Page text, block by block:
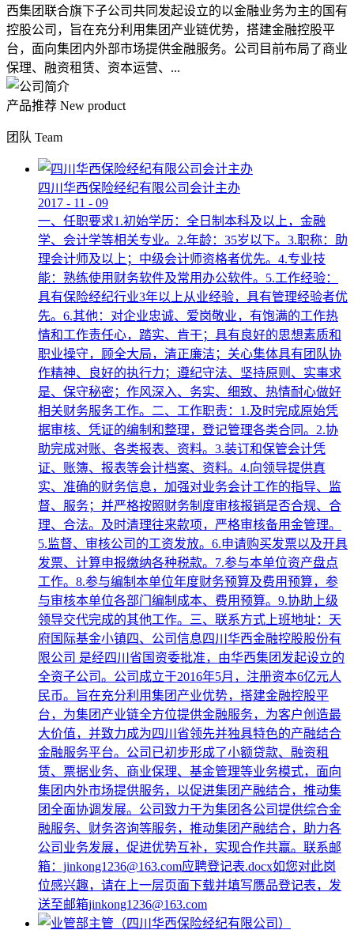
西集团联合旗下子公司共同发起设立的以金融业务为主的国有
控股公司，旨在充分利用集团产业链优势，搭建金融控股平
台，面向集团内外部市场提供金融服务。公司目前布局了商业
保理、融资租赁、资本运营、...
产品推荐 New product
团队 Team
四川华西保险经纪有限公司会计主办
2017 - 11 - 09
一、任职要求1.初始学历：全日制本科及以上，金融
学、会计学等相关专业。2.年龄：35岁以下。3.职称：助
理会计师及以上；中级会计师资格者优先。4.专业技
能：熟练使用财务软件及常用办公软件。5.工作经验：
具有保险经纪行业3年以上从业经验，具有管理经验者优
先。6.其他：对企业忠诚、爱岗敬业，有饱满的工作热
情和工作责任心，踏实、肯干；具有良好的思想素质和
职业操守，顾全大局，清正廉洁；关心集体具有团队协
作精神、良好的执行力；遵纪守法、坚持原则、实事求
是、保守秘密；作风深入、务实、细致、热情耐心做好
相关财务服务工作。二、工作职责：1.及时完成原始凭
据审核、凭证的编制和整理，登记管理各类合同。2.协
助完成对账、各类报表、资料。3.装订和保管会计凭
证、账簿、报表等会计档案、资料。4.向领导提供真
实、准确的财务信息，加强对业务会计工作的指导、监
督、服务；并严格按照财务制度审核报销是否合规、合
理、合法。及时清理往来款项，严格审核备用金管理。
5.监督、审核公司的工资发放。6.申请购买发票以及开具
发票、计算申报缴纳各种税款。7.参与本单位资产盘点
工作。8.参与编制本单位年度财务预算及费用预算，参
与审核本单位各部门编制成本、费用预算。9.协助上级
领导交代完成的其他工作。三、联系方式上班地址：天
府国际基金小镇四、公司信息四川华西金融控股股份有
限公司 是经四川省国资委批准，由华西集团发起设立的
全资子公司。公司成立于2016年5月，注册资本6亿元人
民币。旨在充分利用集团产业优势，搭建金融控股平
台，为集团产业链全方位提供金融服务，为客户创造最
大价值，并致力成为四川省领先并独具特色的产融结合
金融服务平台。公司已初步形成了小额贷款、融资租
赁、票据业务、商业保理、基金管理等业务模式，面向
集团内外市场提供服务，以促进集团产融结合，推动集
团全面协调发展。公司致力于为集团各公司提供综合金
融服务、财务咨询等服务，推动集团产融结合，助力各
公司业务发展，促进优势互补，实现合作共赢。联系邮
箱：jinkong1236@163.com应聘登记表.docx如您对此岗
位感兴趣，请在上一层页面下载并填写赝品登记表，发
送至邮箱jinkong1236@163.com